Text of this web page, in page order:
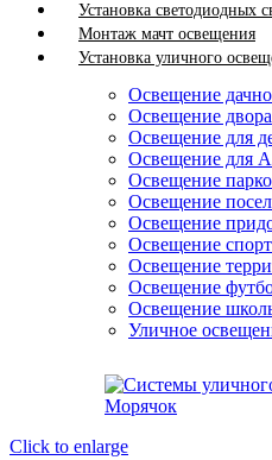
Установка светодиодных
Монтаж мачт освещения
Установка уличного
Освещение
Освещение двора
Освещение для
Освещение для
Освещение
Освещение
Освещение
Освещение
Освещение
Освещение
Освещение
Уличное
Click to enlarge